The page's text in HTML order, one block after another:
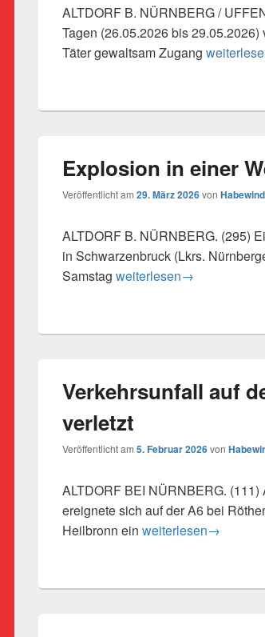
ALTDORF B. NÜRNBERG /
Tagen (26.05.2026 bis
Täter gewaltsam Zugang
Explosion in einer
Veröffentlicht am 29. März 2026von
ALTDORF B. NÜRNBERG. (295)
in Schwarzenbruck (Lkrs.
Samstag Explosion in einer Werkstatt
weiterlesen→
Verkehrsunfall auf
verletzt
Veröffentlicht am 5. Februar 2026von
ALTDORF BEI NÜRNBERG.
ereignete sich auf der A6 bei
Heilbronn ein Verkehrsunfall auf
weiterlesen→